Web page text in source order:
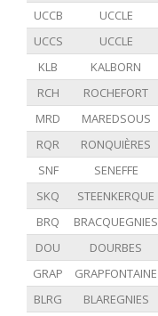
UCCB
UCCLE
UCCS
UCCLE
KLB
KALBORN
RCH
ROCHEFORT
MRD
MAREDSOUS
RQR
RONQUIÈRES
SNF
SENEFFE
SKQ
STEENKERQUE
BRQ
BRACQUEGNIES
DOU
DOURBES
GRAP
GRAPFONTAINE
BLRG
BLAREGNIES